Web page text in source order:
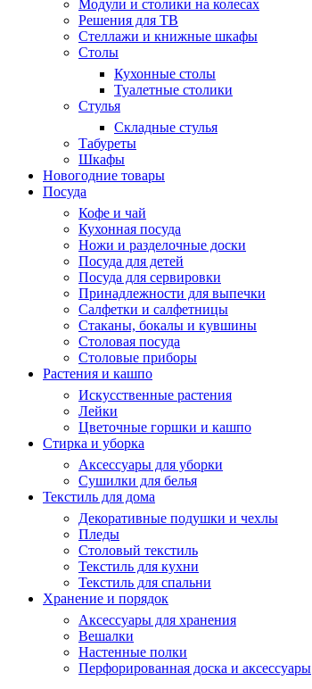
Модули и столики на колесах
Решения для ТВ
Стеллажи и книжные шкафы
Столы
Кухонные столы
Туалетные столики
Стулья
Складные стулья
Табуреты
Шкафы
Новогодние товары
Посуда
Кофе и чай
Кухонная посуда
Ножи и разделочные доски
Посуда для детей
Посуда для сервировки
Принадлежности для выпечки
Салфетки и салфетницы
Стаканы, бокалы и кувшины
Столовая посуда
Столовые приборы
Растения и кашпо
Искусственные растения
Лейки
Цветочные горшки и кашпо
Стирка и уборка
Аксессуары для уборки
Сушилки для белья
Текстиль для дома
Декоративные подушки и чехлы
Пледы
Столовый текстиль
Текстиль для кухни
Текстиль для спальни
Хранение и порядок
Аксессуары для хранения
Вешалки
Настенные полки
Перфорированная доска и аксессуары